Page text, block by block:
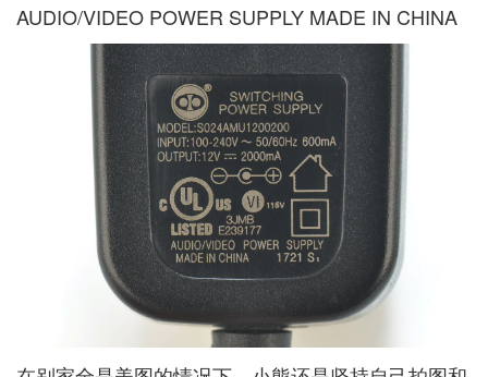
AUDIO/VIDEO POWER SUPPLY MADE IN CHINA